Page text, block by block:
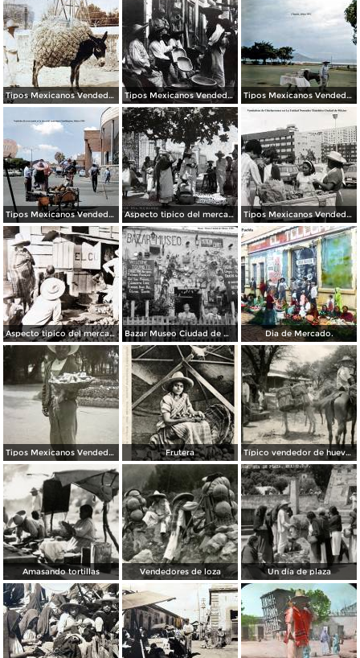
Tipos Mexicanos Vendedores de paja. ( Circulada el 20 de Mayo de 1907 ). Tipos Mexicanos Vendedores de vandejas. Tipos Mexicanos Vendedor de dulces Chapala, Jalisco 1961.
Tipos Mexicanos Vendedor de cocos junto a La terminal camionera Guadalajara, Jalisco 1961 Aspecto tipico del mercado. Tipos Mexicanos Vendedora de Chicharrones en La Unidad Nonoalco Tlatelolco Ciudad de México .
Aspecto tipico del mercado ( Circulada el 24 de Junio de 1940 ). Bazar Museo Ciudad de México 1950 Dia de Mercado.
Tipos Mexicanos Vendedor de fruta en La Alameda Ciudad de México. Frutera Típico vendedor de huevos
Amasando tortillas Vendedores de loza Un día de plaza